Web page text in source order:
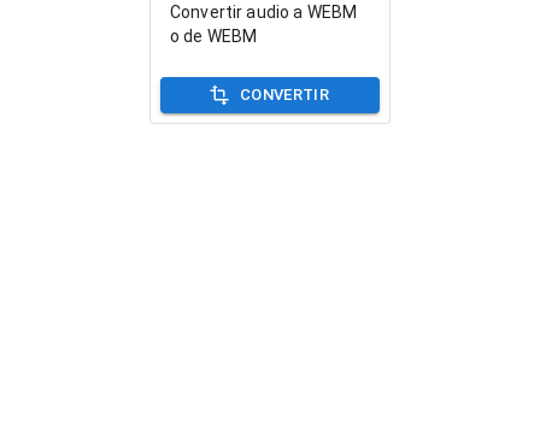
Convertir audio a WEBM
o de WEBM
CONVERTIR